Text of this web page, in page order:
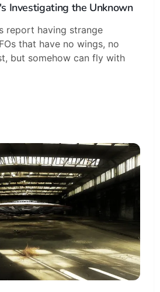
Subscribe
Sign in
Investigating the Unknown
report having strange
that have no wings, no
but somehow can fly with